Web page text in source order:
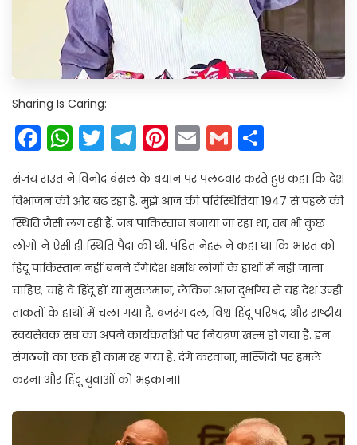
Sharing Is Caring:
Facebook
WhatsApp
Twitter
Telegram
Pinterest
EmailGmail
संजय राउत ने विनोद बंसल के बयान पर पलटवार करते हुए कहा कि देश
विभाजन की ओर बढ़ रहा है. मुझे आज की परिस्थितियां 1947 से पहले की
स्थिति जैसी लग रही हैं. जब पाकिस्तान बनाया जा रहा था, तब भी कुछ
लोगों ने ऐसी ही स्थिति पैदा की थी. पंडित नेहरू ने कहा था कि भारत को
हिंदू पाकिस्तान नहीं बनने देंगे।देश धर्मांध लोगों के हाथों में नहीं जाना
चाहिए, चाहे वे हिंदू हों या मुसलमान, लेकिन आज दुर्भाग्य से यह देश उन्हीं
ताकतों के हाथों में चला गया है. बजरंग दल, विश्व हिंदू परिषद, और राष्ट्रीय
स्वयंसेवक संघ का अपने कार्यकर्ताओं पर नियंत्रण खत्म हो गया है. इन
संगठनों का एक ही काम रह गया है. दंगे करवाना, मस्जिदों पर हमले
करना और हिंदू युवाओं को भड़काना।